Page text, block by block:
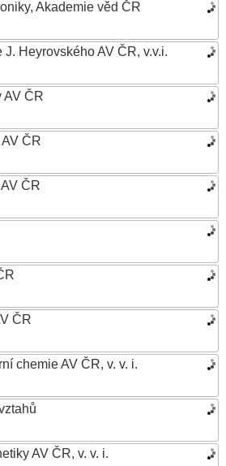
Akademie věd ČR
Heyrovského AV ČR, v.v.i.
AV ČR
ČR
ČR
ČR
chemie AV ČR, v. v. i.
AV ČR, v. v. i.